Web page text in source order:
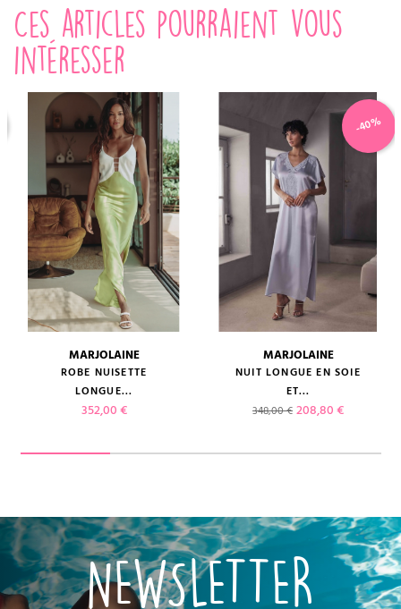
Ces articles pourraient vous
intéresser
MARJOLAINE
ROBE NUISETTE
LONGUE...
Prix
352,00 €
MARJOLAINE
NUIT LONGUE EN SOIE
ET...
Prix de base
348,00 € Prix
208,80 €
-40%
NEWSLETTER